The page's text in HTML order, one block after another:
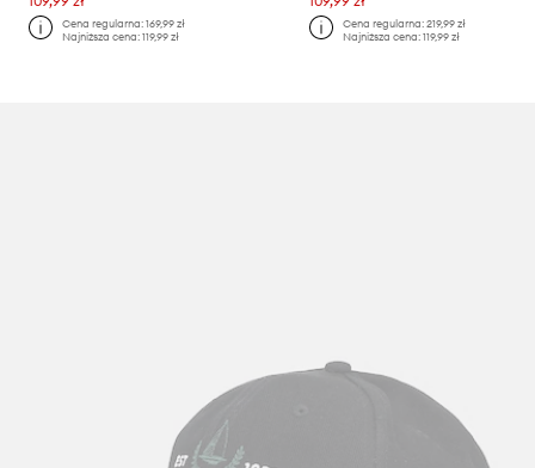
Cena regularna:169,99 zł
Najniższa cena:119,99 zł
Cena regularna: 219,99 zł
Najniższa cena: 119,99 zł